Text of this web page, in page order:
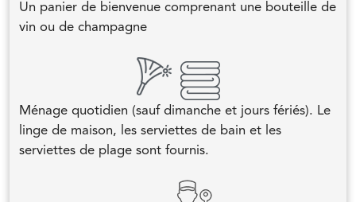
Un panier de bienvenue comprenant une bouteille de
vin ou de champagne
Ménage quotidien (sauf dimanche et jours fériés). Le
linge de maison, les serviettes de bain et les
serviettes de plage sont fournis.